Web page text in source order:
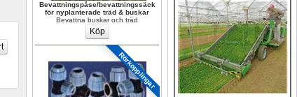
Bevattningspåse/bevattningssäck
för nyplanterade träd & buskar
Bevattna buskar och träd
Rörkopplingar